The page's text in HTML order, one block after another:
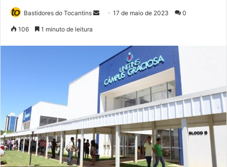
Bastidores do Tocantins
e
m
e
a
l
17 de maio de 2023 0
106 1 minuto de leitura